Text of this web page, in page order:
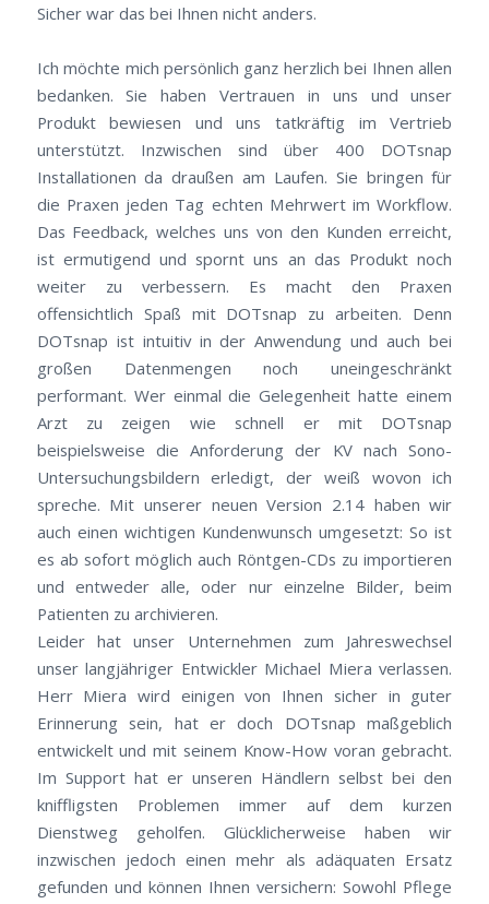
Sicher war das bei Ihnen nicht anders.
Ich möchte mich persönlich ganz herzlich bei Ihnen allen
bedanken. Sie haben Vertrauen in uns und unser
Produkt bewiesen und uns tatkräftig im Vertrieb
unterstützt. Inzwischen sind über 400 DOTsnap
Installationen da draußen am Laufen. Sie bringen für
die Praxen jeden Tag echten Mehrwert im Workflow.
Das Feedback, welches uns von den Kunden erreicht,
ist ermutigend und spornt uns an das Produkt noch
weiter zu verbessern. Es macht den Praxen
offensichtlich Spaß mit DOTsnap zu arbeiten. Denn
DOTsnap ist intuitiv in der Anwendung und auch bei
großen Datenmengen noch uneingeschränkt
performant. Wer einmal die Gelegenheit hatte einem
Arzt zu zeigen wie schnell er mit DOTsnap
beispielsweise die Anforderung der KV nach Sono-
Untersuchungsbildern erledigt, der weiß wovon ich
spreche. Mit unserer neuen Version 2.14 haben wir
auch einen wichtigen Kundenwunsch umgesetzt: So ist
es ab sofort möglich auch Röntgen-CDs zu importieren
und entweder alle, oder nur einzelne Bilder, beim
Patienten zu archivieren.
Leider hat unser Unternehmen zum Jahreswechsel
unser langjähriger Entwickler Michael Miera verlassen.
Herr Miera wird einigen von Ihnen sicher in guter
Erinnerung sein, hat er doch DOTsnap maßgeblich
entwickelt und mit seinem Know-How voran gebracht.
Im Support hat er unseren Händlern selbst bei den
kniffligsten Problemen immer auf dem kurzen
Dienstweg geholfen. Glücklicherweise haben wir
inzwischen jedoch einen mehr als adäquaten Ersatz
gefunden und können Ihnen versichern: Sowohl Pflege